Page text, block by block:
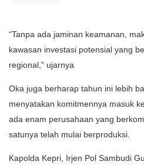
“Tanpa ada jaminan keamanan,
kawasan investasi potensial yang
regional,” ujarnya
Oka juga berharap tahun ini lebih
menyatakan komitmennya masuk
ada enam perusahaan yang
satunya telah mulai berproduksi.
Kapolda Kepri, Irjen Pol Sambudi